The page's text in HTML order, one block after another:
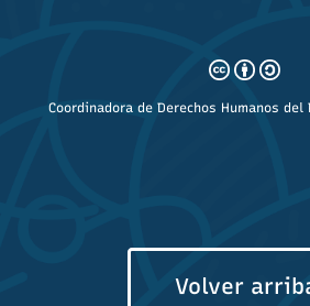
Coordinadora de Derechos Humanos del
Volver